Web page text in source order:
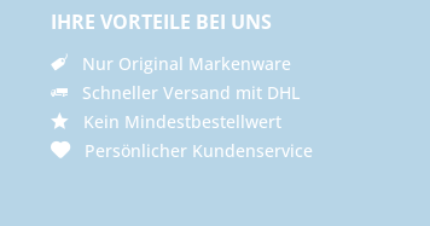
IHRE VORTEILE BEI UNS
Nur Original Markenware
Schneller Versand mit DHL
Kein Mindestbestellwert
Persönlicher Kundenservice